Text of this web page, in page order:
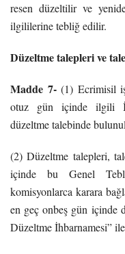
resen düzeltilir ve
ilgililerine tebliğ edilir.
Düzeltme talepleri ve
Madde 7-(1) Ecrimisil
otuz gün içinde ilgili
düzeltme talebinde
(2) Düzeltme talepleri,
içinde bu Genel
komisyonlarca karara
en geç onbeş gün içinde
Düzeltme İhbarnamesi”